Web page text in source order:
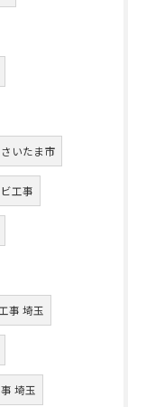
いたま市
工事
事 埼玉
埼玉